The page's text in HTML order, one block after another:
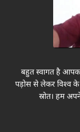
बहुत स्वागत है
पड़ोस से लेकर विश्व
स्रोत। हम